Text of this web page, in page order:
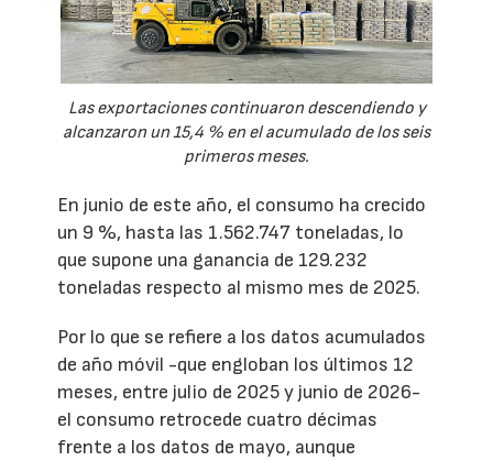
Las exportaciones continuaron descendiendo y
alcanzaron un 15,4 % en el acumulado de los seis
primeros meses.
En junio de este año, el consumo ha crecido
un 9 %, hasta las 1.562.747 toneladas, lo
que supone una ganancia de 129.232
toneladas respecto al mismo mes de 2025.
Por lo que se refiere a los datos acumulados
de año móvil -que engloban los últimos 12
meses, entre julio de 2025 y junio de 2026-
el consumo retrocede cuatro décimas
frente a los datos de mayo, aunque